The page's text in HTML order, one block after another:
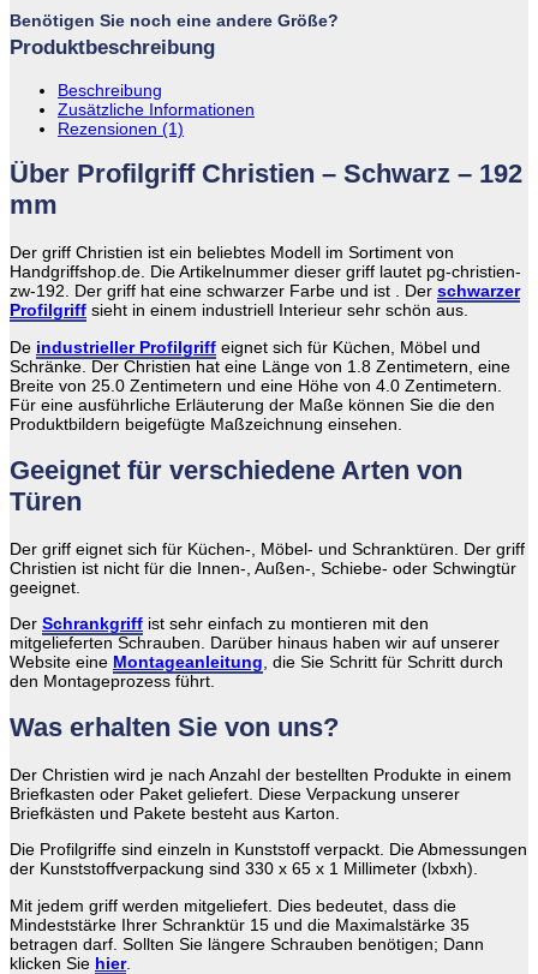
Benötigen Sie noch eine andere Größe?
Produktbeschreibung
Beschreibung
Zusätzliche Informationen
Rezensionen (1)
Über Profilgriff Christien – Schwarz – 192
mm
Der griff Christien ist ein beliebtes Modell im Sortiment von
Handgriffshop.de. Die Artikelnummer dieser griff lautet pg-christien-
zw-192. Der griff hat eine schwarzer Farbe und ist . Der schwarzer
Profilgriff sieht in einem industriell Interieur sehr schön aus.
De industrieller Profilgriff eignet sich für Küchen, Möbel und
Schränke. Der Christien hat eine Länge von 1.8 Zentimetern, eine
Breite von 25.0 Zentimetern und eine Höhe von 4.0 Zentimetern.
Für eine ausführliche Erläuterung der Maße können Sie die den
Produktbildern beigefügte Maßzeichnung einsehen.
Geeignet für verschiedene Arten von
Türen
Der griff eignet sich für Küchen-, Möbel- und Schranktüren. Der griff
Christien ist nicht für die Innen-, Außen-, Schiebe- oder Schwingtür
geeignet.
Der Schrankgriff ist sehr einfach zu montieren mit den
mitgelieferten Schrauben. Darüber hinaus haben wir auf unserer
Website eine Montageanleitung , die Sie Schritt für Schritt durch
den Montageprozess führt.
Was erhalten Sie von uns?
Der Christien wird je nach Anzahl der bestellten Produkte in einem
Briefkasten oder Paket geliefert. Diese Verpackung unserer
Briefkästen und Pakete besteht aus Karton.
Die Profilgriffe sind einzeln in Kunststoff verpackt. Die Abmessungen
der Kunststoffverpackung sind 330 x 65 x 1 Millimeter (lxbxh).
Mit jedem griff werden mitgeliefert. Dies bedeutet, dass die
Mindeststärke Ihrer Schranktür 15 und die Maximalstärke 35
betragen darf. Sollten Sie längere Schrauben benötigen; Dann
klicken Sie hier.